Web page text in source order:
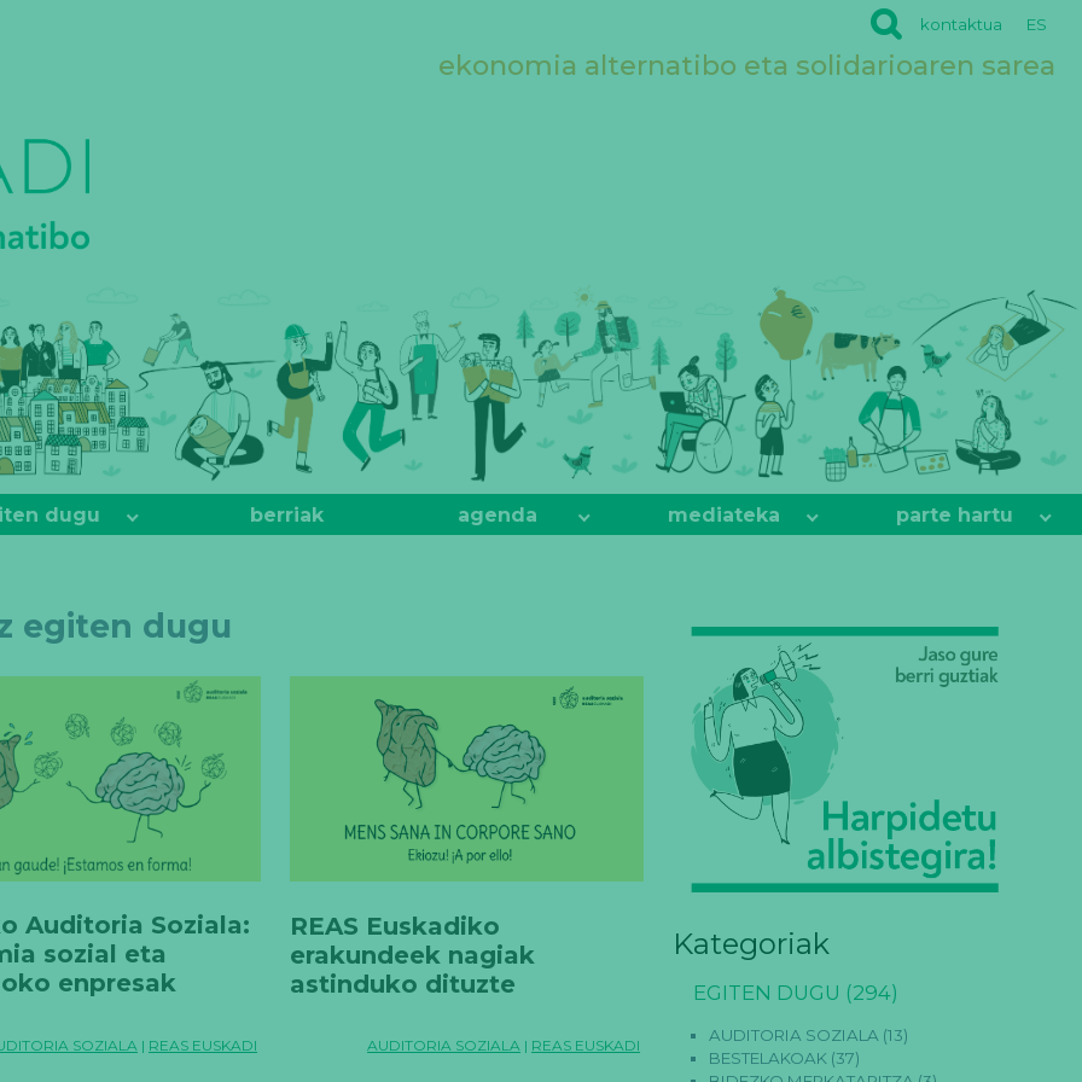
kontaktua ES
ekonomia alternatibo eta solidarioaren sarea
dugu berriak agenda mediateka parte hartu
egiten dugu
Auditoria Soziala:
sozial eta
enpresak
SOZIALA | REAS EUSKADI
REAS Euskadiko
erakundeek nagiak
astinduko dituzte
egiaztatzeko
AUDITORIA SOZIALA | REAS EUSKADI
Kategoriak
EGITEN DUGU (294)
AUDITORIA SOZIALA (13)
BESTELAKOAK (37)